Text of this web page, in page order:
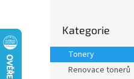
r
a
kategorie
Kategorie
Tonery
Renovace tonerů